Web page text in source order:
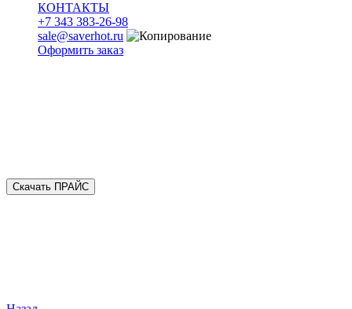
КОНТАКТЫ
+7 343 383-26-98
sale@saverhot.ru
Оформить заказ
Скачать ПРАЙС